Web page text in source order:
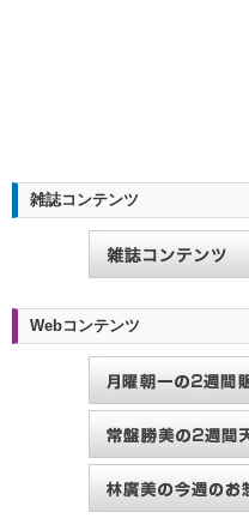
雑誌コンテンツ
Webコンテンツ